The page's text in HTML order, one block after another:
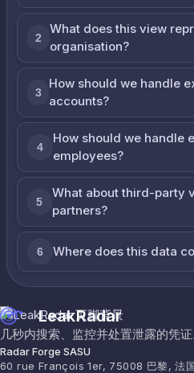
2
What does this view
organisation?
3
How should we handle
accounts?
4
How should we handle
employees?
5
What about third-party
partners?
6 Where does this data
LeakRadar
几秒内搜索、监控并处置泄露的凭证
Radar Forge SASU
60 rue François 1er, 75008 巴黎, 法